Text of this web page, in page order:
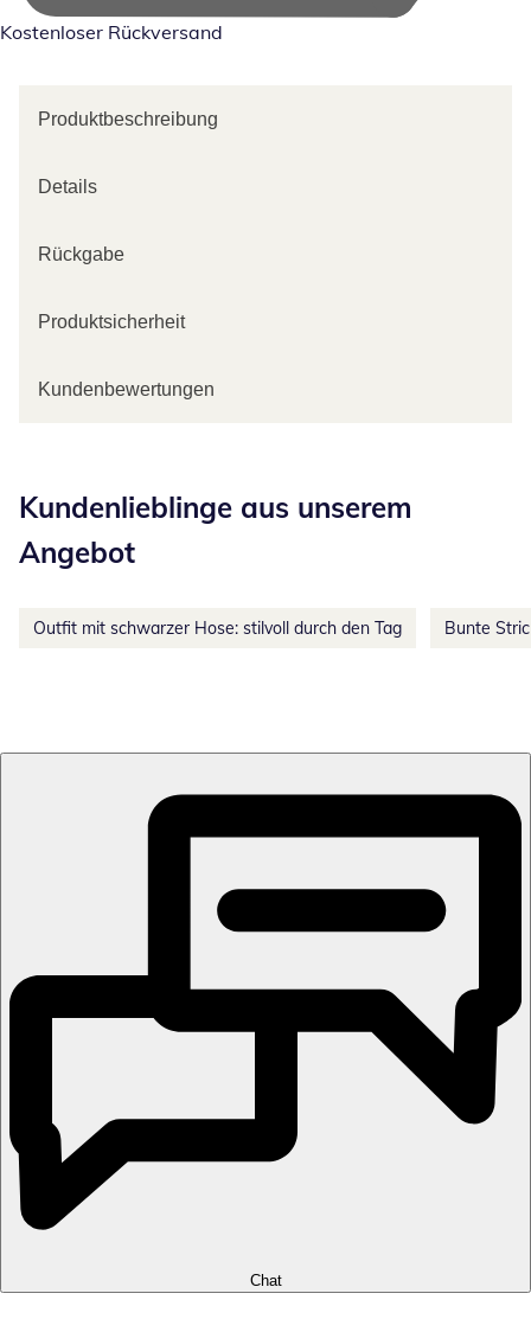
Kostenloser Rückversand
Produktbeschreibung
Details
Rückgabe
Produktsicherheit
Kundenbewertungen
Kundenlieblinge aus unserem
Angebot
Outfit mit schwarzer Hose: stilvoll durch den Tag Bunte
Chat